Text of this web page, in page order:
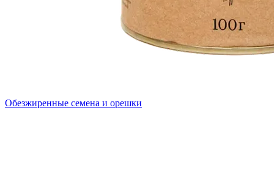
Обезжиренные семена и орешки